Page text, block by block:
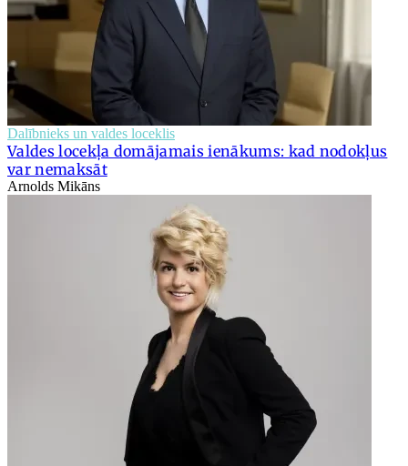
Dalībnieks un valdes loceklis
Valdes locekļa domājamais ienākums: kad nodokļus
var nemaksāt
Arnolds Mikāns